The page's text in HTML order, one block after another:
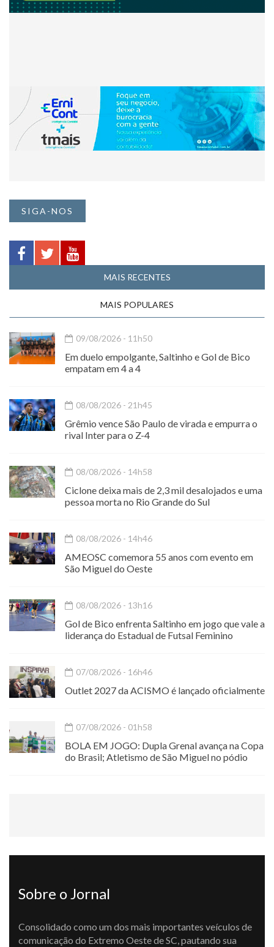
SIGA-NOS
MAIS RECENTES
MAIS POPULARES
09/08/2026 - 11h50
Em duelo empolgante, Saltinho e Gol de Bico
empatam em 4 a 4
08/08/2026 - 21h45
Grêmio vence São Paulo de virada e empurra o
rival Inter para o Z-4
08/08/2026 - 14h58
Ciclone deixa mais de 2,3 mil desalojados e uma
pessoa morta no Rio Grande do Sul
08/08/2026 - 14h46
AMEOSC comemora 55 anos com evento em
São Miguel do Oeste
08/08/2026 - 13h16
Gol de Bico enfrenta Saltinho em jogo que vale a
liderança do Estadual de Futsal Feminino
07/08/2026 - 16h46
Outlet 2027 da ACISMO é lançado oficialmente
07/08/2026 - 01h58
BOLA EM JOGO: Dupla Grenal avança na Copa
do Brasil; Atletismo de São Miguel no pódio
Sobre o Jornal
Consolidado como um dos mais importantes veículos de
comunicação do Extremo Oeste de SC, pautando sua